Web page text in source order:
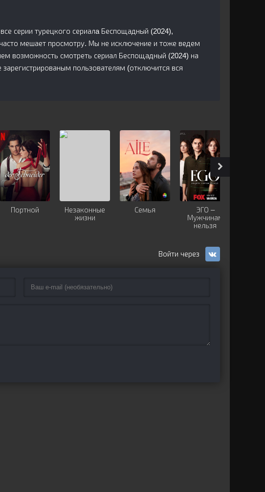
серии турецкого сериалa Беспощадный (2024),
мешает просмотру. Мы не исключение и тоже ведем
возможность смотреть сериал Беспощадный (2024) на
пользователям (отключится вся
Портной
Незаконные
жизни
Семья
ЭГО –
Мужчинам
нельзя